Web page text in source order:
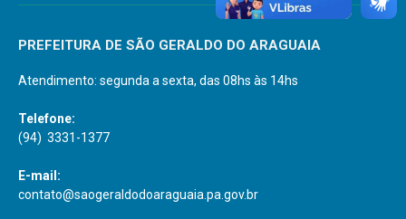
PREFEITURA DE SÃO GERALDO DO ARAGUAIA
Atendimento: segunda a sexta, das 08hs às 14hs
Telefone:
(94) 3331-1377
E-mail:
contato@saogeraldodoaraguaia.pa.gov.br